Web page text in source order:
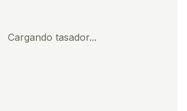
Cargando tasador...